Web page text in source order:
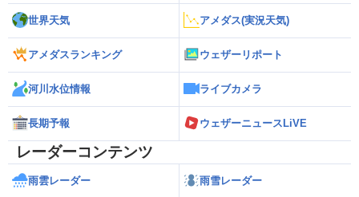
世界天気 アメダス(実況天気)
アメダスランキング ウェザーリポート
河川水位情報 ライブカメラ
長期予報 ウェザーニュースLiVE
レーダーコンテンツ
雨雲レーダー 雨雪レーダー